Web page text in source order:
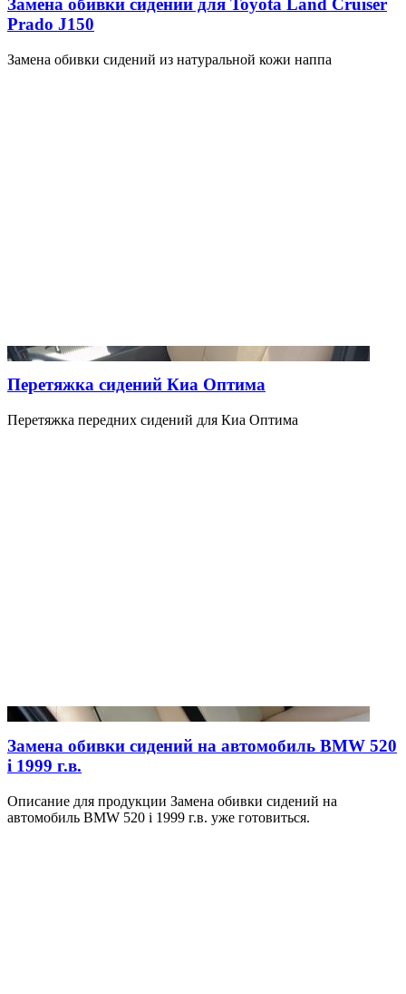
Замена обивки сидений для Toyota Land Cruiser
Prado J150
Замена обивки сидений из натуральной кожи наппа
Перетяжка сидений Киа Оптима
Перетяжка передних сидений для Киа Оптима
Замена обивки сидений на автомобиль BMW 520
i 1999 г.в.
Описание для продукции Замена обивки сидений на
автомобиль BMW 520 i 1999 г.в. уже готовиться.